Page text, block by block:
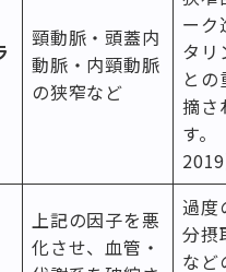
頸動脈・頭蓋内
動脈・内頸動脈
の狭窄など
ーク
タリ
と
摘さ
す。
2019
上記の因子を悪
化させ、血管・
過度
分摂
など